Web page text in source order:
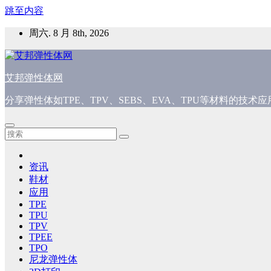
跳至内容
周六. 8 月 8th, 2026
艾邦弹性体网
分享弹性体如TPE、TPV、SEBS、EVA、TPU等材料的技术
资讯
鞋材
应用
TPE
TPU
TPV
TPEE
TPO
尼龙弹性体